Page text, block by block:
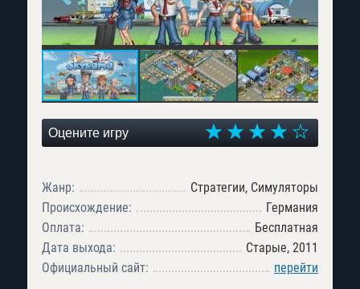
Оцените игру
Жанр:
Стратегии, Симуляторы
Происхождение:
Германия
Оплата:
Бесплатная
Дата выхода:
Старые, 2011
Официальный сайт:
перейти